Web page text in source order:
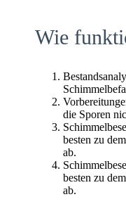
Wie
die Sporen
besten zu
ab.
besten zu
ab.